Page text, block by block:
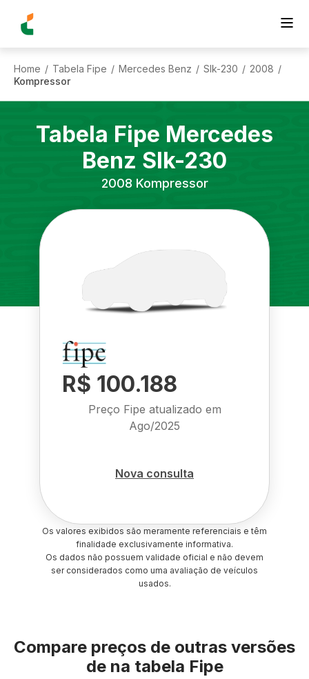
Home / Tabela Fipe / Mercedes Benz / Slk-230 / 2008 /
Kompressor
Tabela Fipe Mercedes
Benz Slk-230
2008 Kompressor
R$ 100.188
Preço Fipe atualizado em
Ago/2025
Nova consulta
Os valores exibidos são meramente referenciais e têm
finalidade exclusivamente informativa.
Os dados não possuem validade oficial e não devem
ser considerados como uma avaliação de veículos
usados.
Compare preços de outras versões
de na tabela Fipe